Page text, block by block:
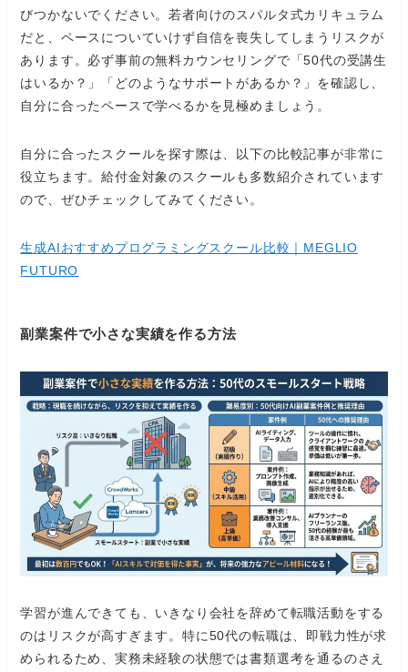
びつかないでください。若者向けのスパルタ式カリキュラム
だと、ペースについていけず自信を喪失してしまうリスクが
あります。必ず事前の無料カウンセリングで「50代の受講生
はいるか？」「どのようなサポートがあるか？」を確認し、
自分に合ったペースで学べるかを見極めましょう。
自分に合ったスクールを探す際は、以下の比較記事が非常に
役立ちます。給付金対象のスクールも多数紹介されています
ので、ぜひチェックしてみてください。
生成AIおすすめプログラミングスクール比較｜MEGLIO
FUTURO
副業案件で小さな実績を作る方法
学習が進んできても、いきなり会社を辞めて転職活動をする
のはリスクが高すぎます。特に50代の転職は、即戦力性が求
められるため、実務未経験の状態では書類選考を通るのさえ